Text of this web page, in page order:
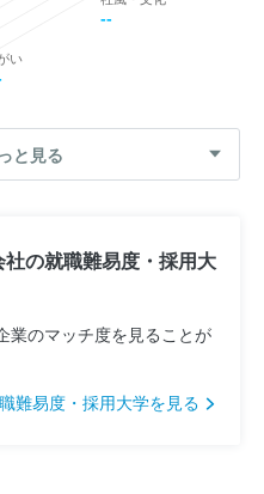
--
い
と見る
の就職難易度・採用大
業のマッチ度を見ることが
難易度・採用大学を見る